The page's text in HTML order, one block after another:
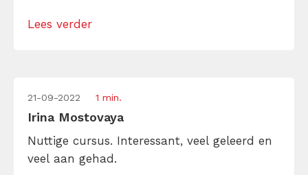
gebracht werd erg inspirerend.
Lees verder
21-09-2022 1 min.
Irina Mostovaya
Nuttige cursus. Interessant, veel geleerd en
veel aan gehad.